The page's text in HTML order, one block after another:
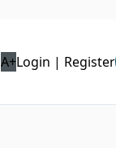
A+Login | Register